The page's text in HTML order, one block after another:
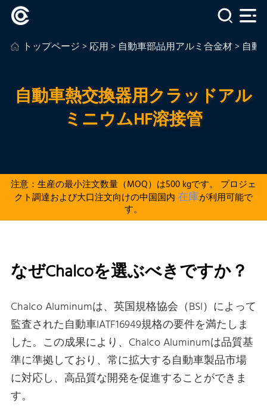
トップページ>応用> 自動車部品用アルミ合金材> 自動
自動車熱交換器用クラッドアル
ミニウムHF溶接管
注意：生産の最小注文数量（MOQ）は500 kgです。 プロジェ
クト調達および大口注文向けの中国国内 在庫が利用可能で
す。
なぜChalcoを選ぶべきですか？
Chalco Aluminumは、英国規格協会（BSI）によって
監査された自動車IATF16949規格の要件を満たしま
した。この成果により、Chalco Aluminumは品質基
準に準拠しており、常に拡大する自動車製品市場
に対応し、高品質な開発を促進することができま
す。